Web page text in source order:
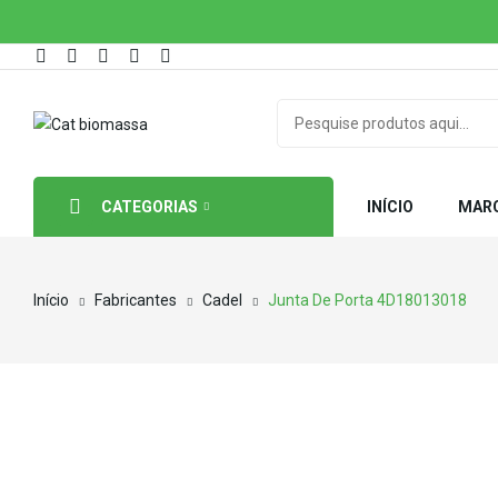
CATEGORIAS INÍCIO
Início Fabricantes Cadel Junta De Porta 4D18013018